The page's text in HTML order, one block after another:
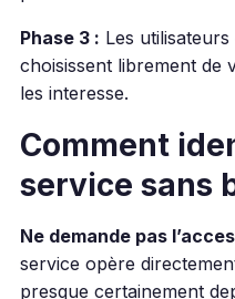
Phase 3 : Les
choisissent librement de
les interesse.
Comment
service sans
Ne demande pas
service opère
presque certainement